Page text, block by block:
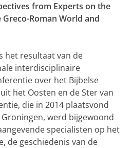
from Experts on the
Roman World and
het resultaat van de
interdisciplinaire
over het Bijbelse
het Oosten en de Ster van
die in 2014 plaatsvond
werd bijgewoond
specialisten op het
de geschiedenis van de